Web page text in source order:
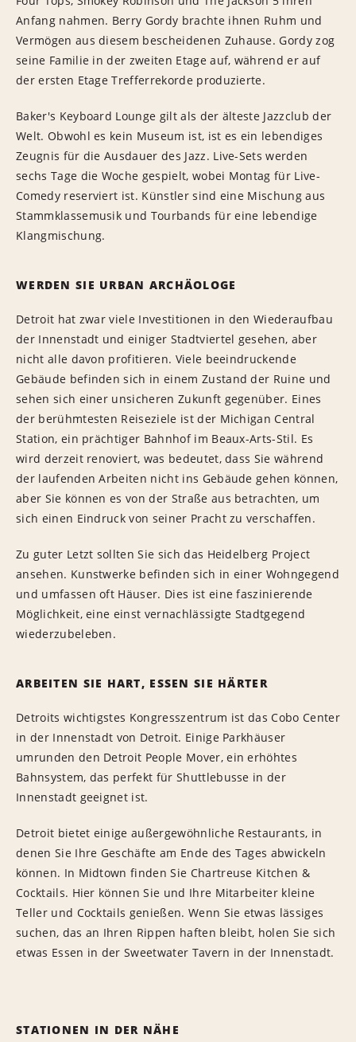
Anfang nahmen. Berry Gordy brachte ihnen Ruhm und
Vermögen aus diesem bescheidenen Zuhause. Gordy zog
seine Familie in der zweiten Etage auf, während er auf
der ersten Etage Trefferrekorde produzierte.
Baker's Keyboard Lounge gilt als der älteste Jazzclub der
Welt. Obwohl es kein Museum ist, ist es ein lebendiges
Zeugnis für die Ausdauer des Jazz. Live-Sets werden
sechs Tage die Woche gespielt, wobei Montag für Live-
Comedy reserviert ist. Künstler sind eine Mischung aus
Stammklassemusik und Tourbands für eine lebendige
Klangmischung.
WERDEN SIE URBAN ARCHÄOLOGE
Detroit hat zwar viele Investitionen in den Wiederaufbau
der Innenstadt und einiger Stadtviertel gesehen, aber
nicht alle davon profitieren. Viele beeindruckende
Gebäude befinden sich in einem Zustand der Ruine und
sehen sich einer unsicheren Zukunft gegenüber. Eines
der berühmtesten Reiseziele ist der Michigan Central
Station, ein prächtiger Bahnhof im Beaux-Arts-Stil. Es
wird derzeit renoviert, was bedeutet, dass Sie während
der laufenden Arbeiten nicht ins Gebäude gehen können,
aber Sie können es von der Straße aus betrachten, um
sich einen Eindruck von seiner Pracht zu verschaffen.
Zu guter Letzt sollten Sie sich das Heidelberg Project
ansehen. Kunstwerke befinden sich in einer Wohngegend
und umfassen oft Häuser. Dies ist eine faszinierende
Möglichkeit, eine einst vernachlässigte Stadtgegend
wiederzubeleben.
ARBEITEN SIE HART, ESSEN SIE HÄRTER
Detroits wichtigstes Kongresszentrum ist das Cobo Center
in der Innenstadt von Detroit. Einige Parkhäuser
umrunden den Detroit People Mover, ein erhöhtes
Bahnsystem, das perfekt für Shuttlebusse in der
Innenstadt geeignet ist.
Detroit bietet einige außergewöhnliche Restaurants, in
denen Sie Ihre Geschäfte am Ende des Tages abwickeln
können. In Midtown finden Sie Chartreuse Kitchen &
Cocktails. Hier können Sie und Ihre Mitarbeiter kleine
Teller und Cocktails genießen. Wenn Sie etwas lässiges
suchen, das an Ihren Rippen haften bleibt, holen Sie sich
etwas Essen in der Sweetwater Tavern in der Innenstadt.
STATIONEN IN DER NÄHE